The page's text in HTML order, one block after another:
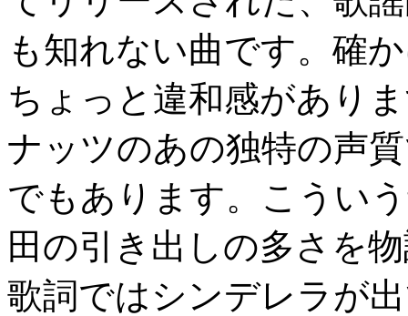
も知れない曲です。確
ちょっと違和感があり
ナッツのあの独特の声
でもあります。こうい
田の引き出しの多さを
歌詞ではシンデレラが